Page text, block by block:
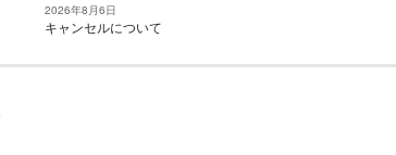
2026年8月6日
キャンセルについて